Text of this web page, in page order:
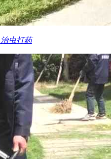
虫打药